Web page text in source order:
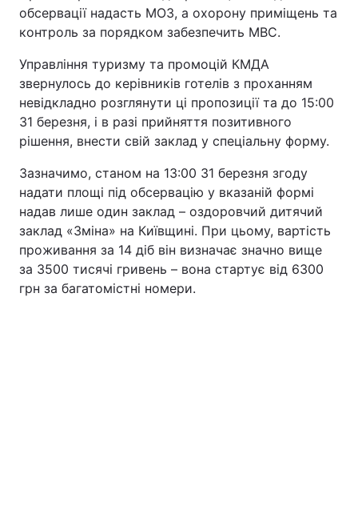
обсервації надасть МОЗ, а охорону приміщень та
контроль за порядком забезпечить МВС.
Управління туризму та промоцій КМДА
звернулось до керівників готелів з проханням
невідкладно розглянути ці пропозиції та до 15:00
31 березня, і в разі прийняття позитивного
рішення, внести свій заклад у спеціальну форму.
Зазначимо, станом на 13:00 31 березня згоду
надати площі під обсервацію у вказаній формі
надав лише один заклад – оздоровчий дитячий
заклад «Зміна» на Київщині. При цьому, вартість
проживання за 14 діб він визначає значно вище
за 3500 тисячі гривень – вона стартує від 6300
грн за багатомістні номери.